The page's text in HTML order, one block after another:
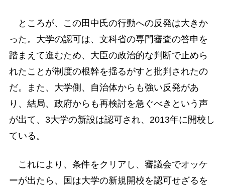
ところが、この田中氏の行動への反発は大きか
った。大学の認可は、文科省の専門審査の答申を
踏まえて進むため、大臣の政治的な判断で止めら
れたことが制度の根幹を揺るがすと批判されたの
だ。また、大学側、自治体からも強い反発があ
り、結局、政府からも再検討を急ぐべきという声
が出て、3大学の新設は認可され、2013年に開校し
ている。
これにより、条件をクリアし、審議会でオッケ
ーが出たら、国は大学の新規開校を認可せざるを